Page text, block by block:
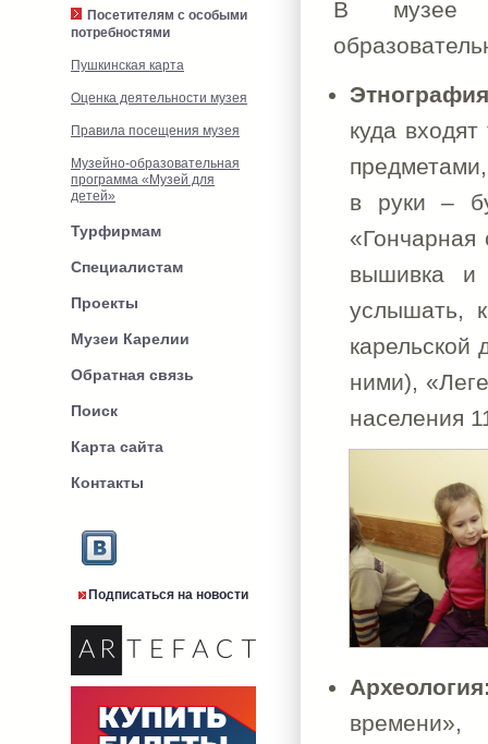
Посетителям с особыми
потребностями
Пушкинская карта
Оценка деятельности музея
Правила посещения музея
Музейно-образовательная
программа «Музей для
детей»
Турфирмам
Специалистам
Проекты
Музеи Карелии
Обратная связь
Поиск
Карта сайта
Контакты
Подписаться на новости
В музее
куда
в руки –
«Гончарная
вышивка и
услышать,
карельской
ними),
населения